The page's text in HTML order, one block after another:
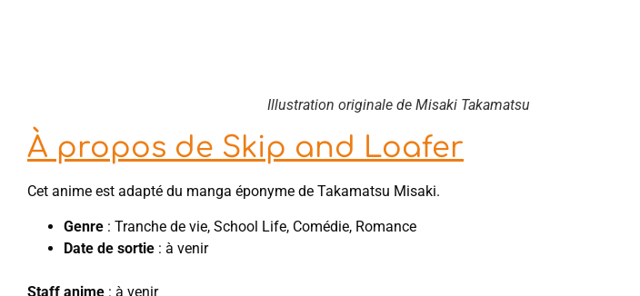
Illustration originale de Misaki Takamatsu
À propos de Skip and Loafer
Cet anime est adapté du manga éponyme de Takamatsu Misaki.
Genre : Tranche de vie, School Life, Comédie, Romance
Date de sortie : à venir
Staff anime : à venir